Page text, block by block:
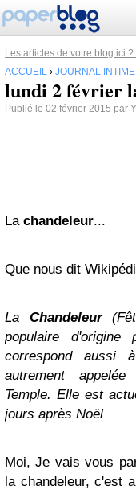
Les articles de votre blog ici
ACCUEIL › JOURNAL INTIME
lundi 2 février
Publié le 02 février 2015 par
La chandeleur...
Que nous dit
La Chandeleur(
populaire
correspond aussi
autrement
Temple.Elle est
jours après Noël
Moi, Je vais vous
la chandeleur, c'est